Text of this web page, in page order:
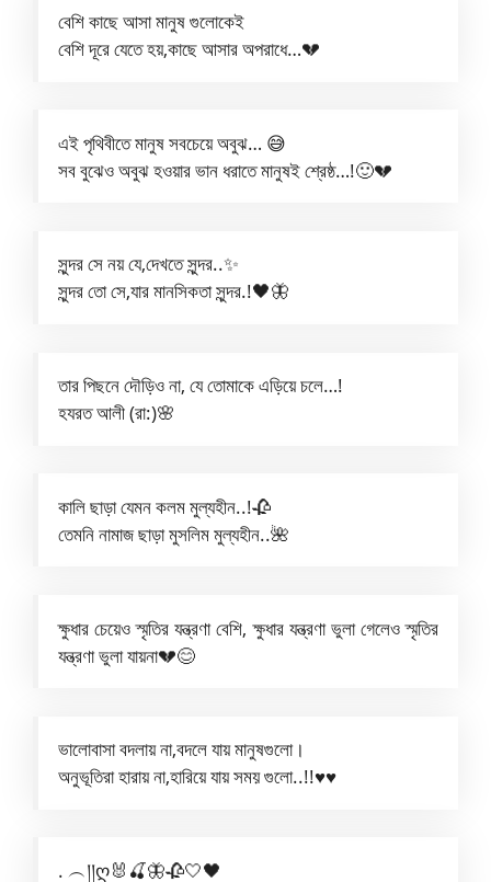
বেশি কাছে আসা মানুষ গুলোকেই
বেশি দূরে যেতে হয়,কাছে আসার অপরাধে…💔
এই পৃথিবীতে মানুষ সবচেয়ে অবুঝ… 😅
সব বুঝেও অবুঝ হওয়ার ভান ধরাতে মানুষই শ্রেষ্ঠ…!🙂💔
সুন্দর সে নয় যে,দেখতে সুন্দর..✨
সুন্দর তো সে,যার মানসিকতা সুন্দর.!🖤🦋
তার পিছনে দৌড়িও না, যে তোমাকে এড়িয়ে চলে…!
হযরত আলী (রা:)🌸
কালি ছাড়া যেমন কলম মুল্যহীন..!🥀
তেমনি নামাজ ছাড়া মুসলিম মুল্যহীন..🌺
ক্ষুধার চেয়েও স্মৃতির যন্ত্রণা বেশি, ক্ষুধার যন্ত্রণা ভুলা গেলেও স্মৃতির
যন্ত্রণা ভুলা যায়না💔😊
ভালোবাসা বদলায় না,বদলে যায় মানুষগুলো।
অনুভূতিরা হারায় না,হারিয়ে যায় সময় গুলো..!!♥️♥️
. ︵།།ღ🐰🍒🦋🥀🤍🖤